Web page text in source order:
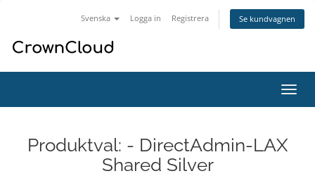
Svenska Logga in Registrera Se kundvagnen
Växla
Produktval: - DirectAdmin-LAX
Shared Silver